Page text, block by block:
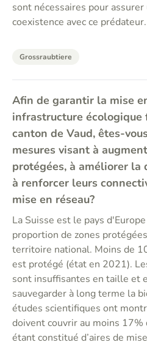
sont nécessaires pour
coexistence avec ce prédateur.
Grossraubtiere
Afin de garantir la mise
infrastructure
canton de Vaud, êtes-
mesures visant à
protégées, à améliorer
à renforcer leurs
mise en réseau?
La Suisse est le pays
proportion de zones
territoire national. Moins de
est protégé (état en 2021).
sont insuffisantes en taille et
sauvegarder à long terme la
études scientifiques ont
doivent couvrir au moins
étant constitué d’aires de